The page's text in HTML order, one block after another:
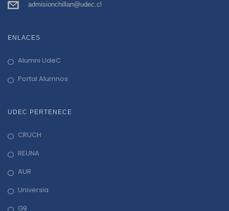
admisionchillan@udec.cl
ENLACES
Alumni UdeC
Portal Alumnos
UDEC PERTENECE
CRUCH
REUNA
AUR
Universia
G9